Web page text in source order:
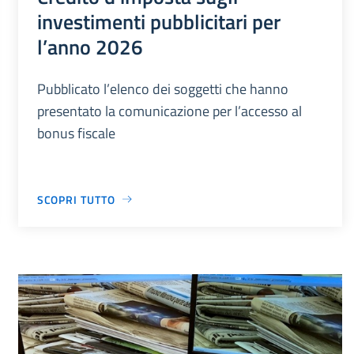
investimenti pubblicitari per
l’anno 2026
Pubblicato l’elenco dei soggetti che hanno
presentato la comunicazione per l’accesso al
bonus fiscale
SCOPRI TUTTO